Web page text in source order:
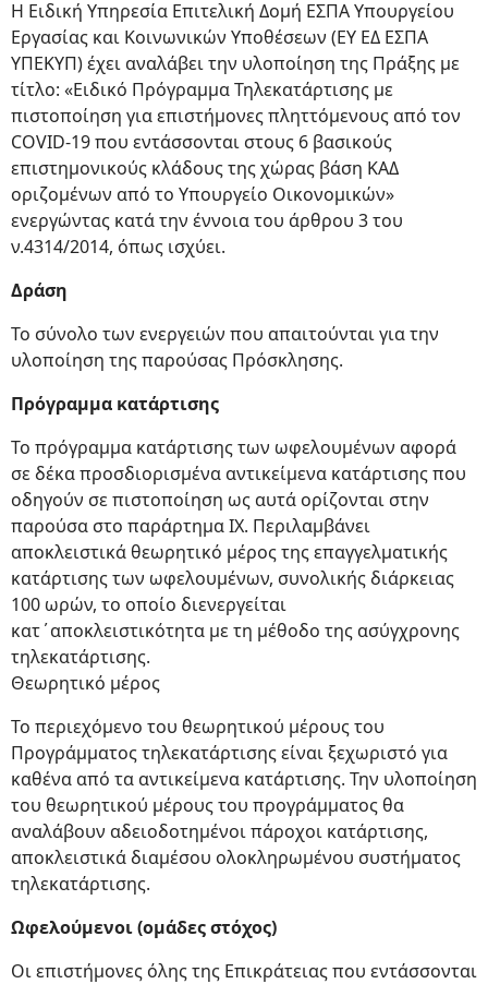
Η Ειδική Υπηρεσία Επιτελική Δομή ΕΣΠΑ Υπουργείου
Εργασίας και Κοινωνικών Υποθέσεων (ΕΥ ΕΔ ΕΣΠΑ
ΥΠΕΚΥΠ) έχει αναλάβει την υλοποίηση της Πράξης με
τίτλο: «Ειδικό Πρόγραμμα Τηλεκατάρτισης με
πιστοποίηση για επιστήμονες πληττόμενους από τον
COVID-19 που εντάσσονται στους 6 βασικούς
επιστημονικούς κλάδους της χώρας βάση ΚΑΔ
οριζομένων από το Υπουργείο Οικονομικών»
ενεργώντας κατά την έννοια του άρθρου 3 του
ν.4314/2014, όπως ισχύει.
Δράση
Το σύνολο των ενεργειών που απαιτούνται για την
υλοποίηση της παρούσας Πρόσκλησης.
Πρόγραμμα κατάρτισης
Το πρόγραμμα κατάρτισης των ωφελουμένων αφορά
σε δέκα προσδιορισμένα αντικείμενα κατάρτισης που
οδηγούν σε πιστοποίηση ως αυτά ορίζονται στην
παρούσα στο παράρτημα IX. Περιλαμβάνει
αποκλειστικά θεωρητικό μέρος της επαγγελματικής
κατάρτισης των ωφελουμένων, συνολικής διάρκειας
100 ωρών, το οποίο διενεργείται
κατ΄αποκλειστικότητα με τη μέθοδο της ασύγχρονης
τηλεκατάρτισης.
Θεωρητικό μέρος
Το περιεχόμενο του θεωρητικού μέρους του
Προγράμματος τηλεκατάρτισης είναι ξεχωριστό για
καθένα από τα αντικείμενα κατάρτισης. Την υλοποίηση
του θεωρητικού μέρους του προγράμματος θα
αναλάβουν αδειοδοτημένοι πάροχοι κατάρτισης,
αποκλειστικά διαμέσου ολοκληρωμένου συστήματος
τηλεκατάρτισης.
Ωφελούμενοι (ομάδες στόχος)
Οι επιστήμονες όλης της Επικράτειας που εντάσσονται